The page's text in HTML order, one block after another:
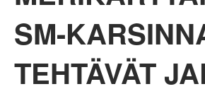
SM-
TEHTÄVÄT